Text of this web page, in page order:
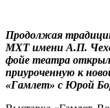
Продолжая
МХТ имени А.П.
фойе театра
приуроченную к
«Гамлет» с Юрой